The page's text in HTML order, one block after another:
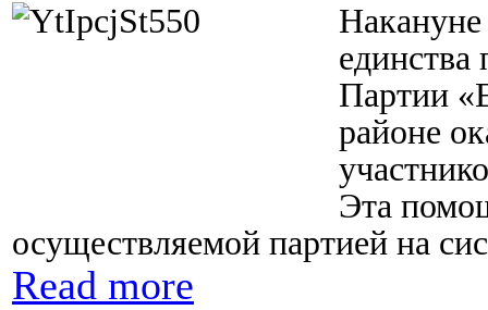
единства
Партии
районе
Эта
осуществляемой партией на
Read more